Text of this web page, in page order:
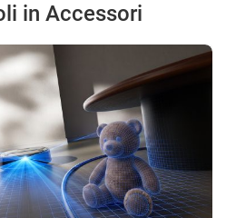
in Accessori